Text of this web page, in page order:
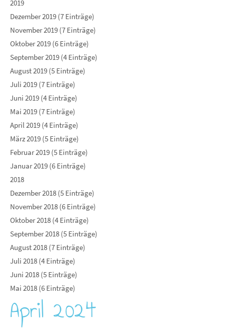
2019
Dezember 2019 (7 Einträge)
November 2019 (7 Einträge)
Oktober 2019 (6 Einträge)
September 2019 (4 Einträge)
August 2019 (5 Einträge)
Juli 2019 (7 Einträge)
Juni 2019 (4 Einträge)
Mai 2019 (7 Einträge)
April 2019 (4 Einträge)
März 2019 (5 Einträge)
Februar 2019 (5 Einträge)
Januar 2019 (6 Einträge)
2018
Dezember 2018 (5 Einträge)
November 2018 (6 Einträge)
Oktober 2018 (4 Einträge)
September 2018 (5 Einträge)
August 2018 (7 Einträge)
Juli 2018 (4 Einträge)
Juni 2018 (5 Einträge)
Mai 2018 (6 Einträge)
April 2024